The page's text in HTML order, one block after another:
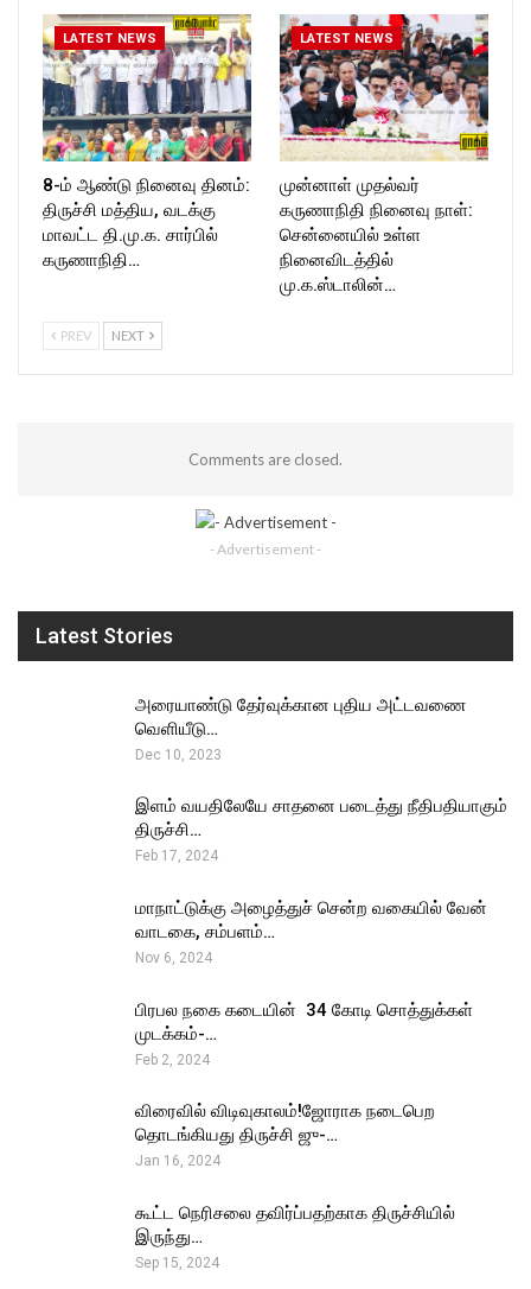
LATEST NEWS
8-ம் ஆண்டு நினைவு தினம்:
திருச்சி மத்திய, வடக்கு
மாவட்ட தி.மு.க. சார்பில்
கருணாநிதி…
LATEST NEWS
முன்னாள் முதல்வர்
கருணாநிதி நினைவு நாள்:
சென்னையில் உள்ள
நினைவிடத்தில்
மு.க.ஸ்டாலின்…
PREV NEXT
Comments are closed.
- Advertisement -
Latest Stories
அரையாண்டு தேர்வுக்கான புதிய அட்டவணை
வெளியீடு…
Dec 10, 2023
இளம் வயதிலேயே சாதனை படைத்து நீதிபதியாகும்
திருச்சி…
Feb 17, 2024
மாநாட்டுக்கு அழைத்துச் சென்ற வகையில் வேன்
வாடகை, சம்பளம்…
Nov 6, 2024
பிரபல நகை கடையின் ₹ 34 கோடி சொத்துக்கள்
முடக்கம்-…
Feb 2, 2024
விரைவில் விடிவுகாலம்!ஜோராக நடைபெற
தொடங்கியது திருச்சி ஜு-…
Jan 16, 2024
கூட்ட நெரிசலை தவிர்ப்பதற்காக திருச்சியில்
இருந்து…
Sep 15, 2024